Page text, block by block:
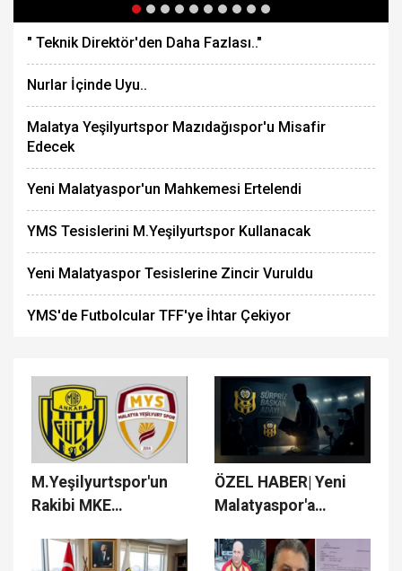
" Teknik Direktör'den Daha Fazlası.."
Nurlar İçinde Uyu..
Malatya Yeşilyurtspor Mazıdağıspor'u Misafir
Edecek
Yeni Malatyaspor'un Mahkemesi Ertelendi
YMS Tesislerini M.Yeşilyurtspor Kullanacak
Yeni Malatyaspor Tesislerine Zincir Vuruldu
YMS'de Futbolcular TFF'ye İhtar Çekiyor
M.Yeşilyurtspor'un
Rakibi MKE
ÖZEL HABER| Yeni
Malatyaspor'a
Adayı..